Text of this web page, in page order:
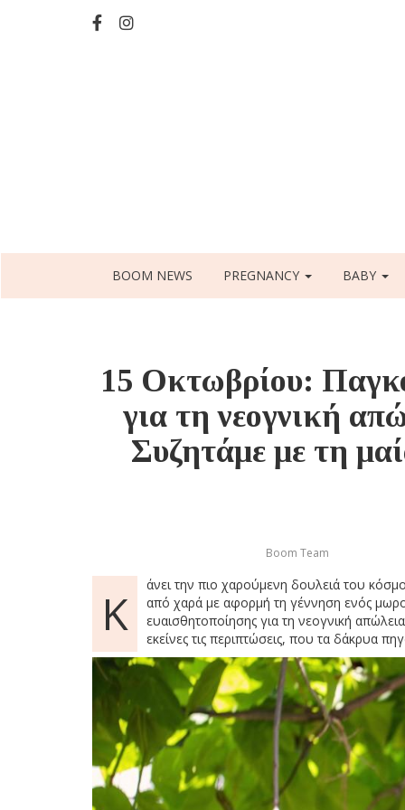
navigation
BOOM NEWS PREGNANCY BABY
15 Οκτωβρίου:
για τη νεογνική
Συζητάμε με τη
Boom Team
Κ
άνει την πιο χαρούμενη δουλειά του
από χαρά με αφορμή τη γέννηση ενός
ευαισθητοποίησης για τη νεογνική
εκείνες τις περιπτώσεις, που τα δάκρυα